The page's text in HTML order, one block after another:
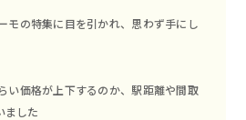
モの特集に目を引かれ、思わず手にし
い価格が上下するのか、駅距離や間取
ました